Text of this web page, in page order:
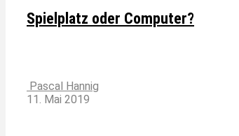
Spielplatz oder Computer?
Pascal Hannig
11. Mai 2019